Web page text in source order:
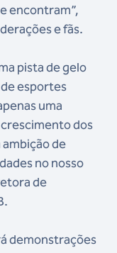
encontram”,
e fãs.
pista de gelo
esportes
uma
dos
de
no nosso
de
demonstrações